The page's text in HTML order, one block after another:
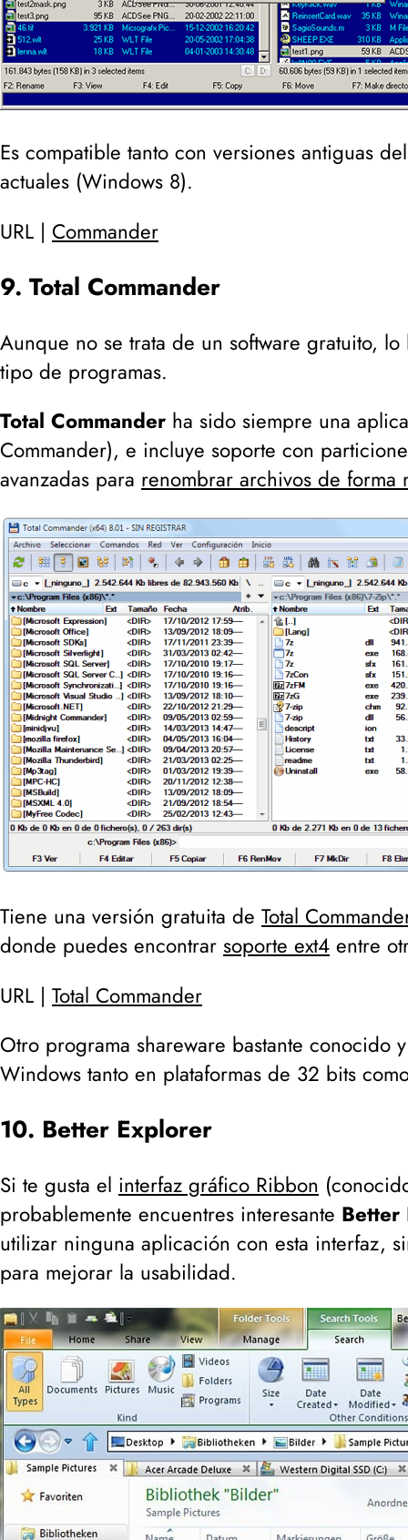
Es compatible tanto con versiones antiguas
actuales (Windows 8).
URL | Commander
9. Total Commander
Aunque no se trata de un software gratuito,
tipo de programas.
Total Commander ha sido siempre una
Commander), e incluye soporte con
avanzadas para renombrar archivos de forma
Tiene una versión gratuita de Total
donde puedes encontrar soporte ext4 entre
URL | Total Commander
Otro programa shareware bastante
Windows tanto en plataformas de 32 bits
10. Better Explorer
Si te gusta el interfaz gráfico Ribbon (
probablemente encuentres interesante Better
utilizar ninguna aplicación con esta interfaz,
para mejorar la usabilidad.